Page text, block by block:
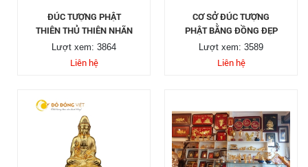
ĐÚC TƯỢNG PHẬT
THIÊN THỦ THIÊN NHÃN
Lượt xem: 3864
Liên hệ
CƠ SỞ ĐÚC TƯỢNG
PHẬT BẰNG ĐỒNG ĐẸP
Lượt xem: 3589
Liên hệ